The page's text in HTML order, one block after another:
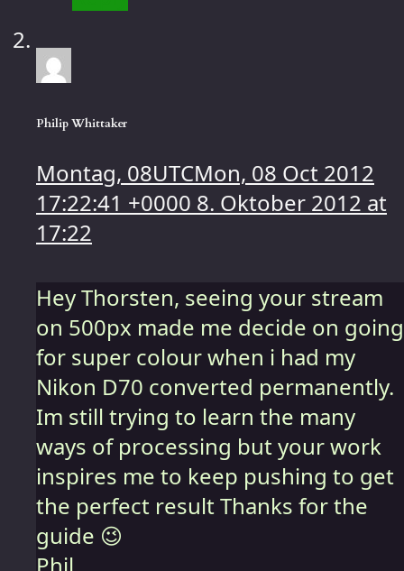
Philip Whittaker
Montag, 08UTCMon, 08 Oct 2012
17:22:41 +0000 8. Oktober 2012 at
17:22
Hey Thorsten, seeing your stream
on 500px made me decide on going
for super colour when i had my
Nikon D70 converted permanently.
Im still trying to learn the many
ways of processing but your work
inspires me to keep pushing to get
the perfect result Thanks for the
guide 😉
Phil